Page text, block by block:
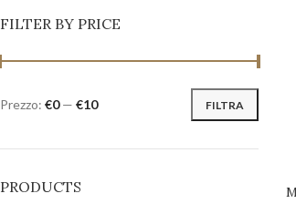
FILTER BY PRICE
FILTRA
Prezzo: €0— €10
PRODUCTS